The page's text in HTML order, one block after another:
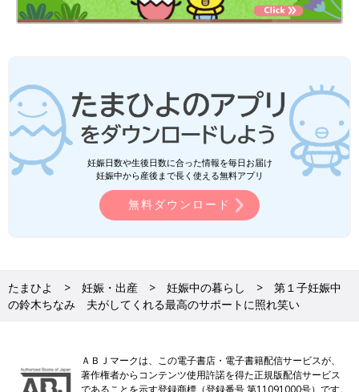
妊娠日数や生後日数に合った情報を毎日お届け
妊娠中から産後まで長く使える無料アプリ
無料ダウンロード
たまひよ 妊娠・出産 妊娠中の暮らし
第１子妊娠中
の鈴木ちなみ 夫がしてくれる最高のサポートに照れ笑い
ＡＢＪマークは、この電子書店・電子書籍配信サービスが、
著作権者からコンテンツ使用許諾を得た正規版配信サービス
であることを示す登録商標（登録番号 第11091000号）です。